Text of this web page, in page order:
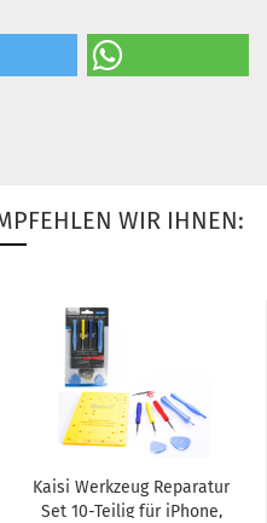
WIR IHNEN:
Kaisi Werk­zeug Re­pa­ra­tur
Set 10-​Tei­lig für iPho­ne,